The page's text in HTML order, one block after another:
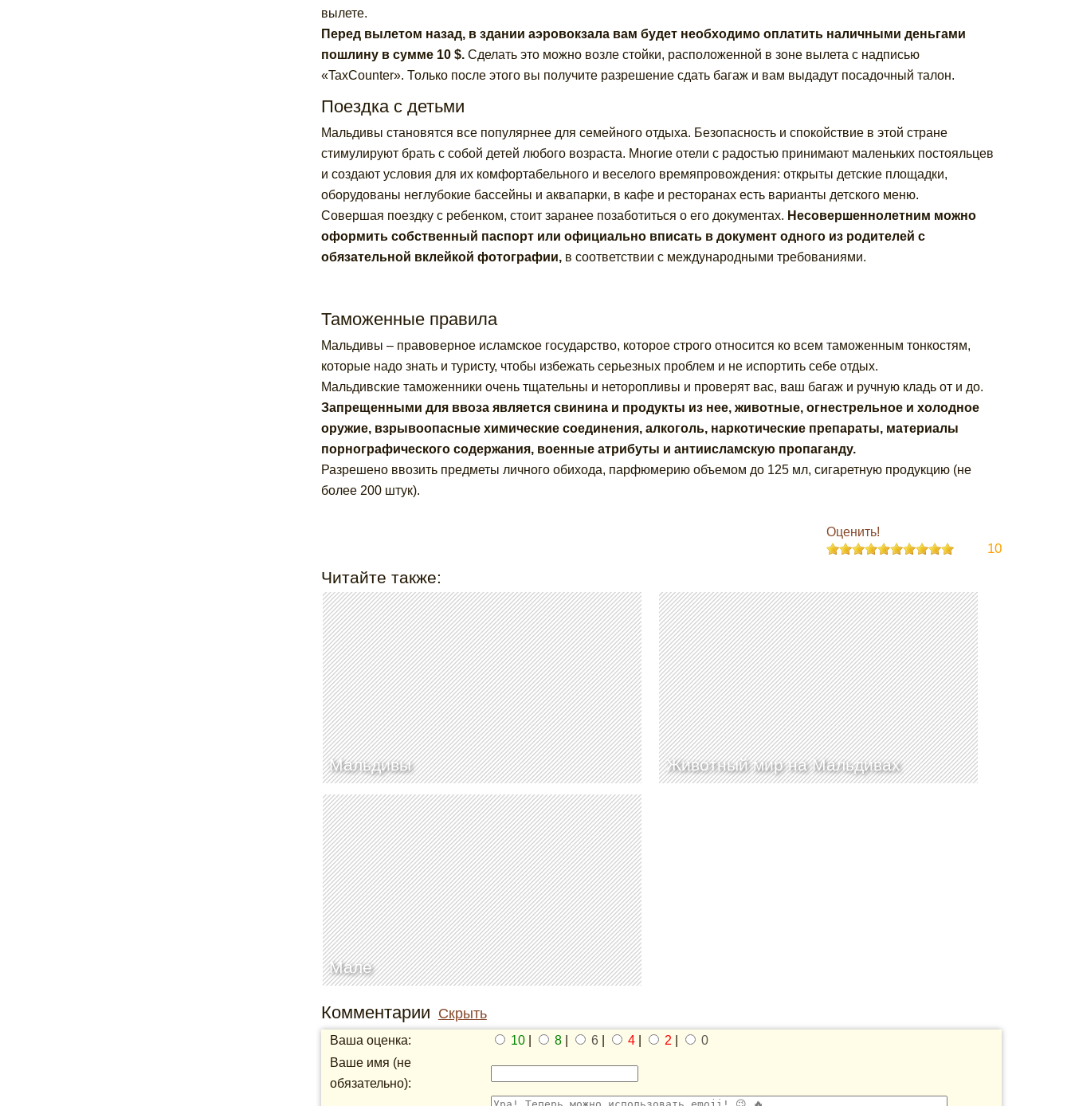
вылете.
Перед вылетом назад, в здании аэровокзала вам будет необходимо оплатить наличными деньгами
пошлину в сумме 10 $.Сделать это можно возле стойки, расположенной в зоне вылета с надписью
«TaxCounter». Только после этого вы получите разрешение сдать багаж и вам выдадут посадочный талон.
Поездка с детьми
Мальдивы становятся все популярнее для семейного отдыха. Безопасность и спокойствие в этой стране
стимулируют брать с собой детей любого возраста. Многие отели с радостью принимают маленьких постояльцев
и создают условия для их комфортабельного и веселого времяпровождения: открыты детские площадки,
оборудованы неглубокие бассейны и аквапарки, в кафе и ресторанах есть варианты детского меню.
Совершая поездку с ребенком, стоит заранее позаботиться о его документах. Несовершеннолетним можно
оформить собственный паспорт или официально вписать в документ одного из родителей с
обязательной вклейкой фотографии,в соответствии с международными требованиями.
Таможенные правила
Мальдивы – правоверное исламское государство, которое строго относится ко всем таможенным тонкостям,
которые надо знать и туристу, чтобы избежать серьезных проблем и не испортить себе отдых.
Мальдивские таможенники очень тщательны и неторопливы и проверят вас, ваш багаж и ручную кладь от и до.
Запрещенными для ввоза является свинина и продукты из нее, животные, огнестрельное и холодное
оружие, взрывоопасные химические соединения, алкоголь, наркотические препараты, материалы
порнографического содержания, военные атрибуты и антиисламскую пропаганду.
Разрешено ввозить предметы личного обихода, парфюмерию объемом до 125 мл, сигаретную продукцию (не
более 200 штук).
Оценить!
10
Читайте также:
Мальдивы Животный мир на Мальдивах
Мале
Комментарии Скрыть
Ваша оценка: 10| 8| 6| 4| 2
0
Ваше имя (не
обязательно):